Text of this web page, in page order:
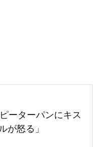
ーターパンにキス
が怒る」